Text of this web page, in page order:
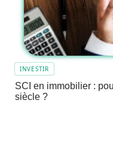
INVESTIR
SCI en immobilier :
siècle ?